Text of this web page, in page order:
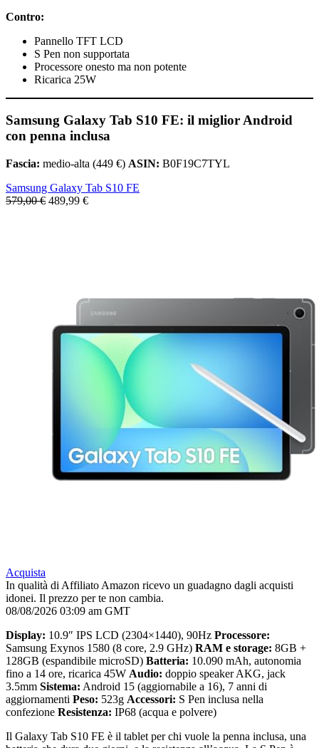
Contro:
Pannello TFT LCD
S Pen non supportata
Processore onesto ma non potente
Ricarica 25W
Samsung Galaxy Tab S10 FE: il miglior Android
con penna inclusa
Fascia: medio-alta (449 €) ASIN: B0F19C7TYL
Samsung Galaxy Tab S10 FE
579,00 € 489,99 €
Acquista
In qualità di Affiliato Amazon ricevo un guadagno dagli acquisti
idonei. Il prezzo per te non cambia.
08/08/2026 03:09 am GMT
Display: 10.9″ IPS LCD (2304×1440), 90Hz Processore:
Samsung Exynos 1580 (8 core, 2.9 GHz) RAM e storage: 8GB +
128GB (espandibile microSD) Batteria: 10.090 mAh, autonomia
fino a 14 ore, ricarica 45W Audio: doppio speaker AKG, jack
3.5mm Sistema: Android 15 (aggiornabile a 16), 7 anni di
aggiornamenti Peso: 523g Accessori: S Pen inclusa nella
confezione Resistenza: IP68 (acqua e polvere)
Il Galaxy Tab S10 FE è il tablet per chi vuole la penna inclusa, una